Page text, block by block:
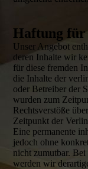
Haftung
Unser Angebot
deren Inhalte wir
für diese fremden
die Inhalte der
oder Betreiber der
wurden zum
Rechtsverstöße
Zeitpunkt der
Eine permanente
jedoch ohne
nicht zumutbar.
werden wir